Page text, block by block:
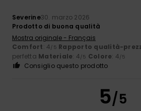
Severine30. marzo 2026
Prodotto di buona qualità
Mostra originale - Français
Comfort: 4/5 Rapporto qualità-
perfetta Materiale: 4/5 Colore: 4/5
Consiglio questo prodotto
5/5